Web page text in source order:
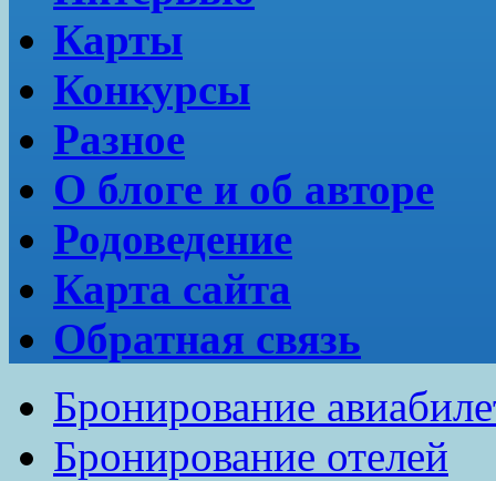
Карты
Конкурсы
Разное
О блоге и об авторе
Родоведение
Карта сайта
Обратная связь
Бронирование
Бронирование отелей